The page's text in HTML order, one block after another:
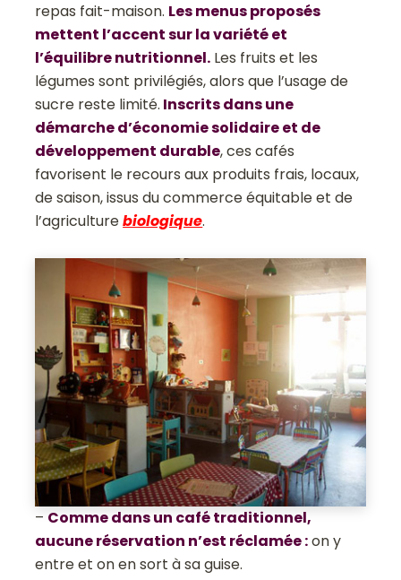
repas fait-maison. Les menus proposés
mettent l’accent sur la variété et
l’équilibre nutritionnel. Les fruits et les
légumes sont privilégiés, alors que l’usage de
sucre reste limité. Inscrits dans une
démarche d’économie solidaire et de
développement durable, ces cafés
favorisent le recours aux produits frais, locaux,
de saison, issus du commerce équitable et de
l’agriculturebiologique.
– Comme dans un café traditionnel,
aucune réservation n’est réclamée :on y
entre et on en sort à sa guise.